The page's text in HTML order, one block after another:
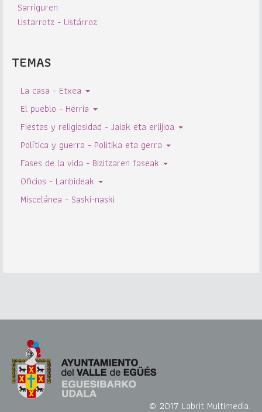
Sarriguren
Ustarrotz - Ustárroz
TEMAS
La casa - Etxea
El pueblo - Herria
Fiestas y religiosidad - Jaiak eta erlijioa
Política y guerra - Politika eta gerra
Fases de la vida - Bizitzaren faseak
Oficios - Lanbideak
Miscelánea - Saski-naski
© 2017 Labrit Multimedia.